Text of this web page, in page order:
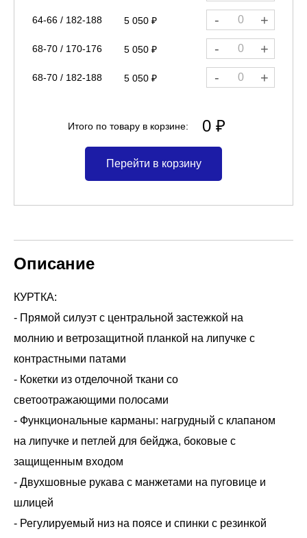
64-66 / 182-188 5 050 ₽ - +
68-70 / 170-176 5 050 ₽ - +
68-70 / 182-188 5 050 ₽ - +
Итого по товару в корзине: 0 ₽
Перейти в корзину
Описание
КУРТКА:
- Прямой силуэт с центральной застежкой на
молнию и ветрозащитной планкой на липучке с
контрастными патами
- Кокетки из отделочной ткани со
светоотражающими полосами
- Функциональные карманы: нагрудный с клапаном
на липучке и петлей для бейджа, боковые с
защищенным входом
- Двухшовные рукава с манжетами на пуговице и
шлицей
- Регулируемый низ на поясе и спинки с резинкой